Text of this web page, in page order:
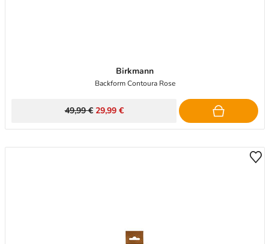
Birkmann
Backform Contoura Rose
49,99 € 29,99 €